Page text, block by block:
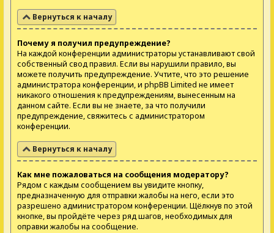
Вернуться к началу
Почему я получил предупреждение?
На каждой конференции администраторы устанавливают свой
собственный свод правил. Если вы нарушили правило, вы
можете получить предупреждение. Учтите, что это решение
администратора конференции, и phpBB Limited не имеет
никакого отношения к предупреждениям, вынесенным на
данном сайте. Если вы не знаете, за что получили
предупреждение, свяжитесь с администратором
конференции.
Вернуться к началу
Как мне пожаловаться на сообщения модератору?
Рядом с каждым сообщением вы увидите кнопку,
предназначенную для отправки жалобы на него, если это
разрешено администратором конференции. Щёлкнув по этой
кнопке, вы пройдёте через ряд шагов, необходимых для
оправки жалобы на сообщение.